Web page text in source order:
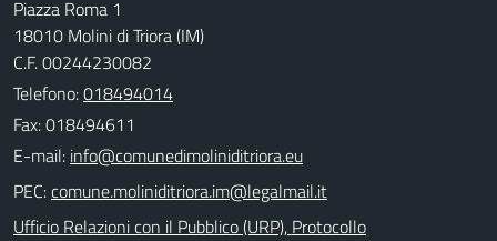
Piazza Roma 1
18010 Molini di Triora (IM)
C.F. 00244230082
Telefono:018494014
Fax: 018494611
E-mail:
PEC:
Ufficio Relazioni con il Pubblico (URP), Protocollo